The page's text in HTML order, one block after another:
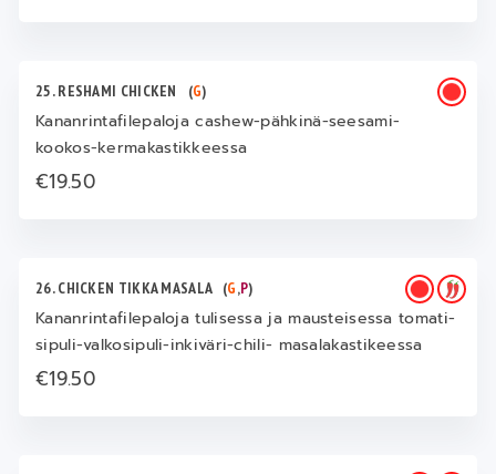
25. RESHAMI CHICKEN (G)
Kananrintafilepaloja cashew-pähkinä-seesami-
kookos-kermakastikkeessa
€19.50
26. CHICKEN TIKKA MASALA (G,P)
Kananrintafilepaloja tulisessa ja mausteisessa tomati-
sipuli-valkosipuli-inkiväri-chili- masalakastikeessa
€19.50